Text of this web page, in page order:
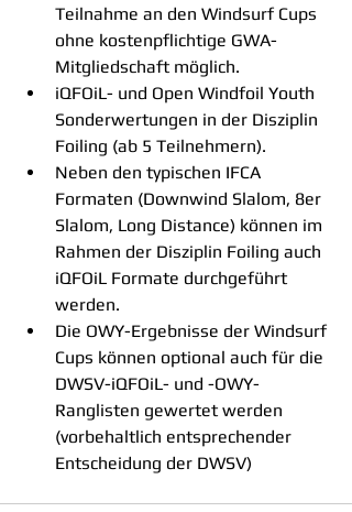
Teilnahme an den Windsurf Cups
ohne kostenpflichtige GWA-
Mitgliedschaft möglich.
iQFOiL- und Open Windfoil Youth
Sonderwertungen in der Disziplin
Foiling (ab 5 Teilnehmern).
Neben den typischen IFCA
Formaten (Downwind Slalom, 8er
Slalom, Long Distance) können im
Rahmen der Disziplin Foiling auch
iQFOiL Formate durchgeführt
werden.
Die OWY-Ergebnisse der Windsurf
Cups können optional auch für die
DWSV-iQFOiL- und -OWY-
Ranglisten gewertet werden
(vorbehaltlich entsprechender
Entscheidung der DWSV)